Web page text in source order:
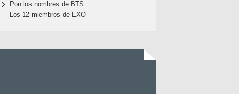
Pon los nombres de BTS
Los 12 miembros de EXO